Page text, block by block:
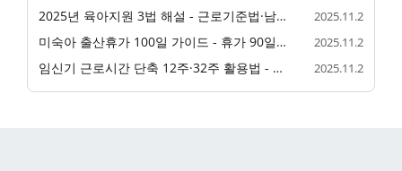
2025년 육아지원 3법 해설 - 근로기준법·남녀고용평등법·고용보험법 개정 총정리 2025.11.2
미숙아 출산휴가 100일 가이드 - 휴가 90일→100일 확대 2025.11.2
임신기 근로시간 단축 12주·32주 활용법 - 2025년 개정 완전 가이드 2025.11.2